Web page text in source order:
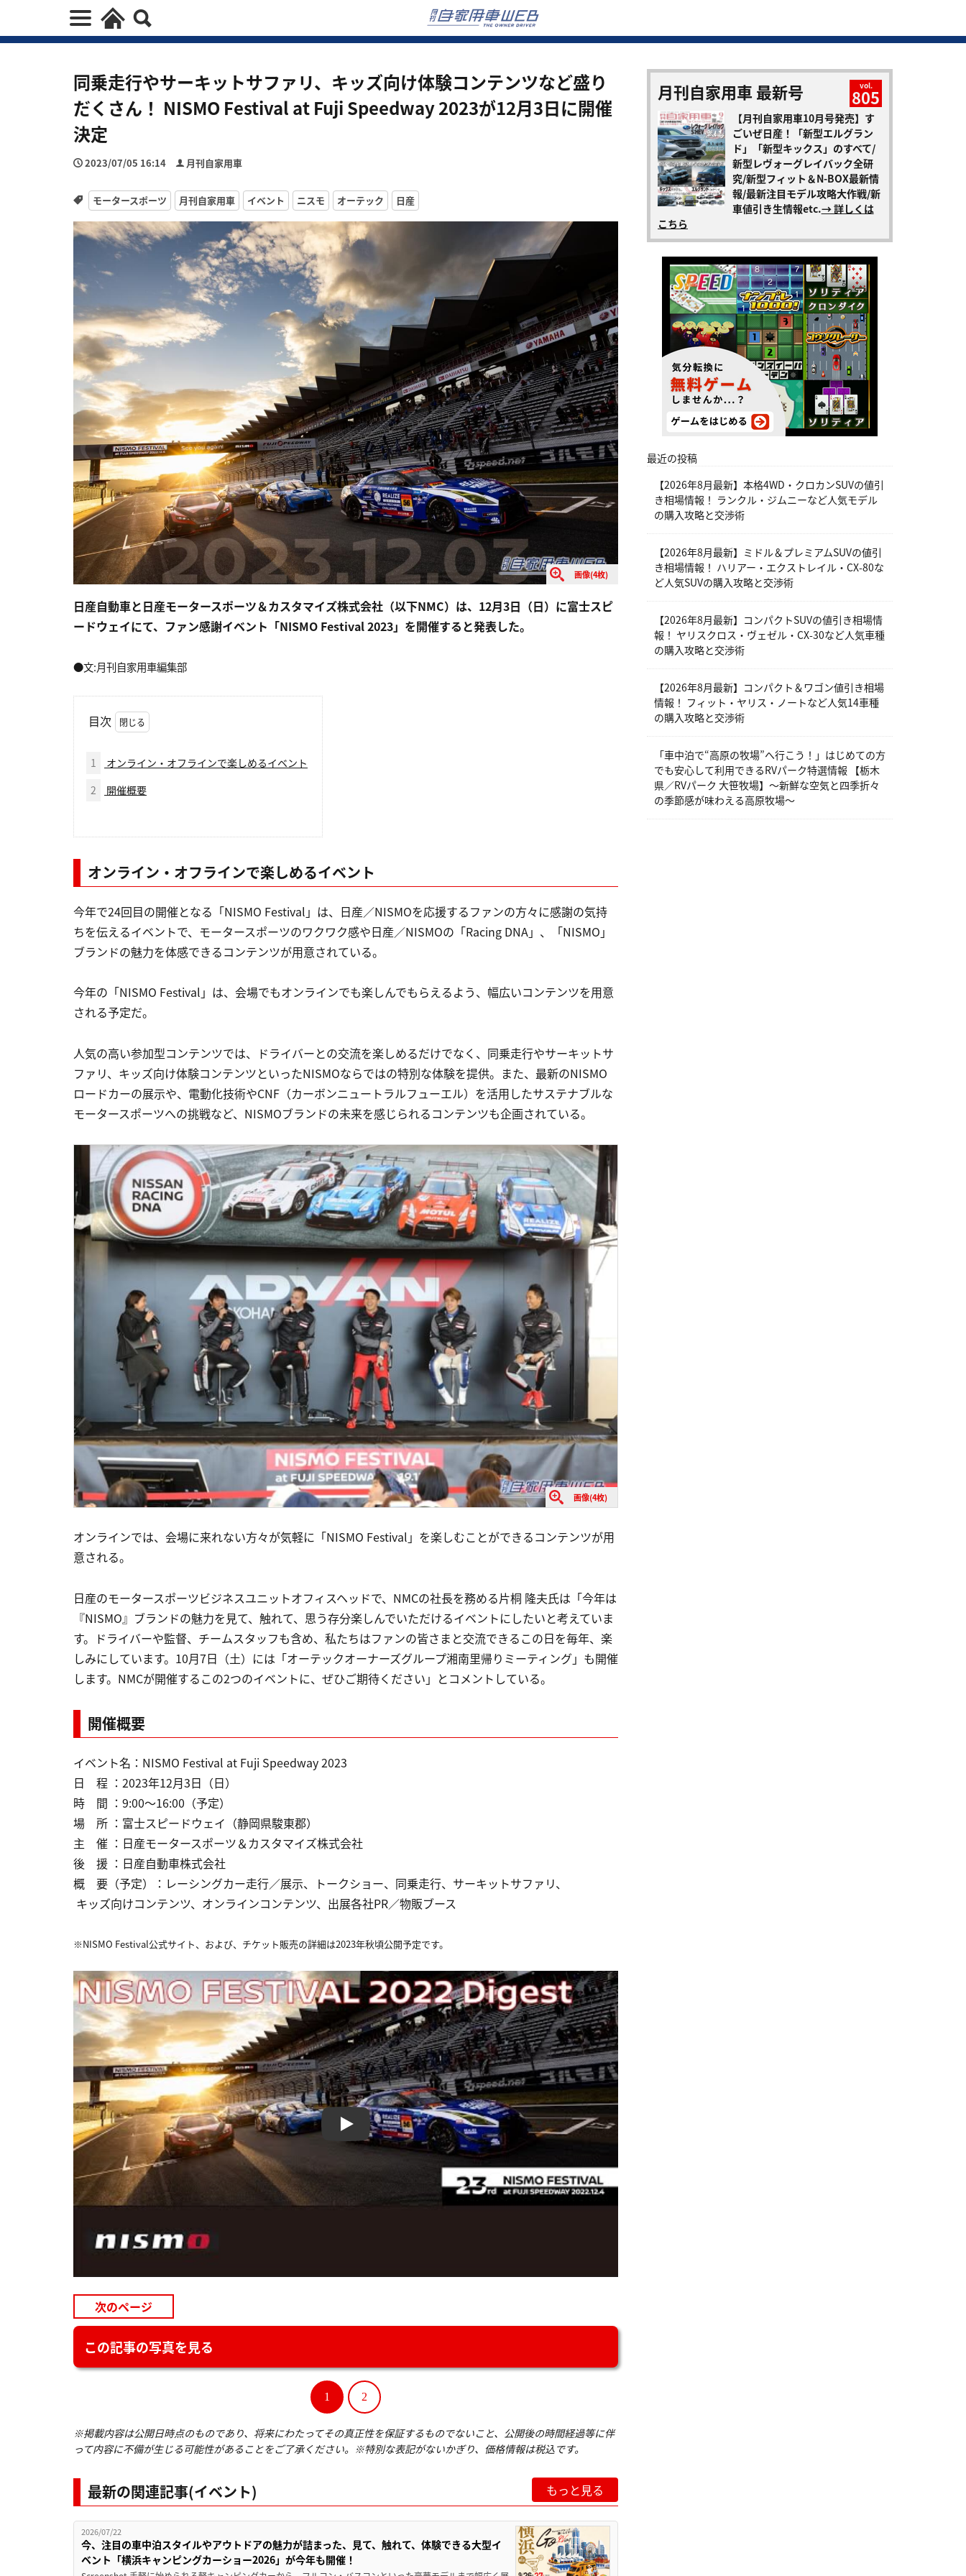
同乗走行やサーキットサファリ、キッズ向け体験コンテンツなど盛り
だくさん！ NISMO Festival at Fuji Speedway 2023が12月3日に開催
決定
2023/07/05 16:14 月刊自家用車
モータースポーツ 月刊自家用車 イベント ニスモ オーテック 日産
画像(4枚)
日産自動車と日産モータースポーツ＆カスタマイズ株式会社（以下NMC）は、12月3日（日）に富士スピ
ードウェイにて、ファン感謝イベント「NISMO Festival 2023」を開催すると発表した。
●文:月刊自家用車編集部
目次
1
オンライン・オフラインで楽しめるイベント
2
開催概要
オンライン・オフラインで楽しめるイベント
今年で24回目の開催となる「NISMO Festival」は、日産／NISMOを応援するファンの方々に感謝の気持
ちを伝えるイベントで、モータースポーツのワクワク感や日産／NISMOの「Racing DNA」、「NISMO」
ブランドの魅力を体感できるコンテンツが用意されている。
今年の「NISMO Festival」は、会場でもオンラインでも楽しんでもらえるよう、幅広いコンテンツを用意
される予定だ。
人気の高い参加型コンテンツでは、ドライバーとの交流を楽しめるだけでなく、同乗走行やサーキットサ
ファリ、キッズ向け体験コンテンツといったNISMOならではの特別な体験を提供。また、最新のNISMO
ロードカーの展示や、電動化技術やCNF（カーボンニュートラルフューエル）を活用したサステナブルな
モータースポーツへの挑戦など、NISMOブランドの未来を感じられるコンテンツも企画されている。
画像(4枚)
オンラインでは、会場に来れない方々が気軽に「NISMO Festival」を楽しむことができるコンテンツが用
意される。
日産のモータースポーツビジネスユニットオフィスヘッドで、NMCの社長を務める片桐 隆夫氏は「今年は
『NISMO』ブランドの魅力を見て、触れて、思う存分楽しんでいただけるイベントにしたいと考えていま
す。ドライバーや監督、チームスタッフも含め、私たちはファンの皆さまと交流できるこの日を毎年、楽
しみにしています。10月7日（土）には「オーテックオーナーズグループ湘南里帰りミーティング」も開催
します。NMCが開催するこの2つのイベントに、ぜひご期待ください」とコメントしている。
開催概要
イベント名：NISMO Festival at Fuji Speedway 2023
日 程 ：2023年12月3日（日）
時 間 ：9:00～16:00（予定）
場 所 ：富士スピードウェイ（静岡県駿東郡）
主 催 ：日産モータースポーツ＆カスタマイズ株式会社
後 援 ：日産自動車株式会社
概 要（予定）：レーシングカー走行／展示、トークショー、同乗走行、サーキットサファリ、
キッズ向けコンテンツ、オンラインコンテンツ、出展各社PR／物販ブース
※NISMO Festival公式サイト、および、チケット販売の詳細は2023年秋頃公開予定です。
Play
次のページ
この記事の写真を見る
1 2
※掲載内容は公開日時点のものであり、将来にわたってその真正性を保証するものでないこと、公開後の時間経過等に伴
って内容に不備が生じる可能性があることをご了承ください。※特別な表記がないかぎり、価格情報は税込です。
最新の関連記事(イベント) もっと見る
2026/07/22
今、注目の車中泊スタイルやアウトドアの魅力が詰まった、見て、触れて、体験できる大型イ
ベント「横浜キャンピングカーショー2026」が今年も開催！
月刊自家用車 最新号 vol.
805
【月刊自家用車10月号発売】す
ごいぜ日産！「新型エルグラン
ド」「新型キックス」のすべて/
新型レヴォーグレイバック全研
究/新型フィット＆N-BOX最新情
報/最新注目モデル攻略大作戦/新
車値引き生情報etc.→ 詳しくは
こちら
最近の投稿
【2026年8月最新】本格4WD・クロカンSUVの値引
き相場情報！ ランクル・ジムニーなど人気モデル
の購入攻略と交渉術
【2026年8月最新】ミドル＆プレミアムSUVの値引
き相場情報！ ハリアー・エクストレイル・CX-80な
ど人気SUVの購入攻略と交渉術
【2026年8月最新】コンパクトSUVの値引き相場情
報！ ヤリスクロス・ヴェゼル・CX-30など人気車種
の購入攻略と交渉術
【2026年8月最新】コンパクト＆ワゴン値引き相場
情報！ フィット・ヤリス・ノートなど人気14車種
の購入攻略と交渉術
「車中泊で“高原の牧場”へ行こう！」はじめての方
でも安心して利用できるRVパーク特選情報 【栃木
県／RVパーク 大笹牧場】～新鮮な空気と四季折々
の季節感が味わえる高原牧場～